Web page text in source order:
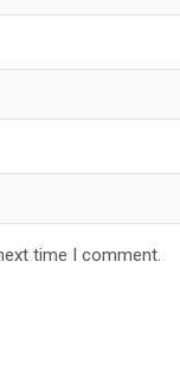
time I comment.